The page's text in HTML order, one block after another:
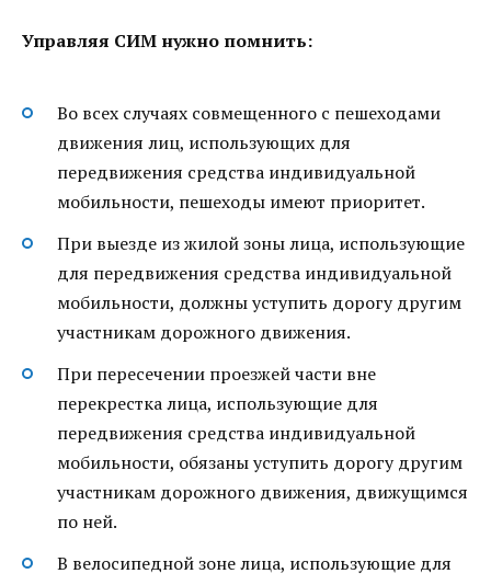
Управляя СИМ нужно помнить:
Во всех случаях совмещенного с пешеходами
движения лиц, использующих для
передвижения средства индивидуальной
мобильности, пешеходы имеют приоритет.
При выезде из жилой зоны лица, использующие
для передвижения средства индивидуальной
мобильности, должны уступить дорогу другим
участникам дорожного движения.
При пересечении проезжей части вне
перекрестка лица, использующие для
передвижения средства индивидуальной
мобильности, обязаны уступить дорогу другим
участникам дорожного движения, движущимся
по ней.
В велосипедной зоне лица, использующие для